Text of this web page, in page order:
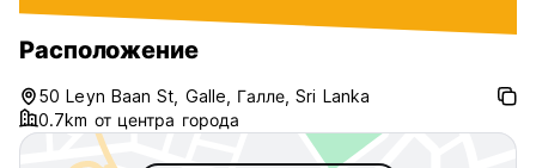
Расположение
50 Leyn Baan St, Galle, Галле, Sri Lanka
0.7km от центра города